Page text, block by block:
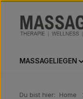
MASSAGELIEGEN
Du bist hier: Home